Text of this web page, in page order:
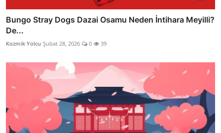
Bungo Stray Dogs Dazai Osamu Neden İntihara Meyilli?
De...
Kozmik Yolcu Şubat 28, 2026 0 39